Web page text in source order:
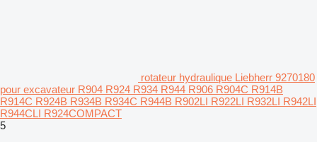
rotateur hydraulique Liebherr 9270180
pour excavateur R904 R924 R934 R944 R906 R904C R914B
R914C R924B R934B R934C R944B R902LI R922LI R932LI R942LI
R944CLI R924COMPACT
5